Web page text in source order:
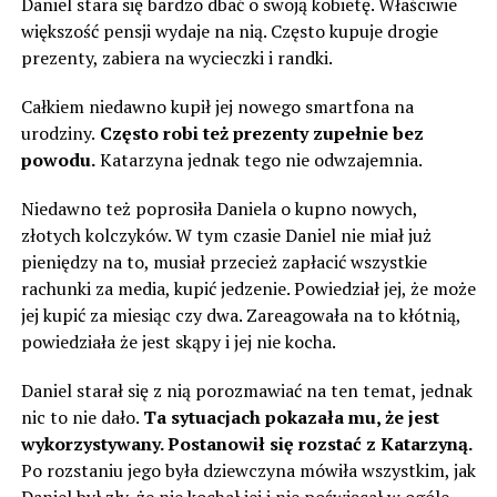
większość pensji wydaje na nią. Często kupuje drogie
prezenty, zabiera na wycieczki i randki.
Całkiem niedawno kupił jej nowego smartfona na
urodziny. Często robi też prezenty zupełnie bez
powodu.Katarzyna jednak tego nie odwzajemnia.
Niedawno też poprosiła Daniela o kupno nowych,
złotych kolczyków. W tym czasie Daniel nie miał już
pieniędzy na to, musiał przecież zapłacić wszystkie
rachunki za media, kupić jedzenie. Powiedział jej, że może
jej kupić za miesiąc czy dwa. Zareagowała na to kłótnią,
powiedziała że jest skąpy i jej nie kocha.
Daniel starał się z nią porozmawiać na ten temat, jednak
nic to nie dało. Ta sytuacjach pokazała mu, że jest
wykorzystywany. Postanowił się rozstać z Katarzyną.
Po rozstaniu jego była dziewczyna mówiła wszystkim, jak